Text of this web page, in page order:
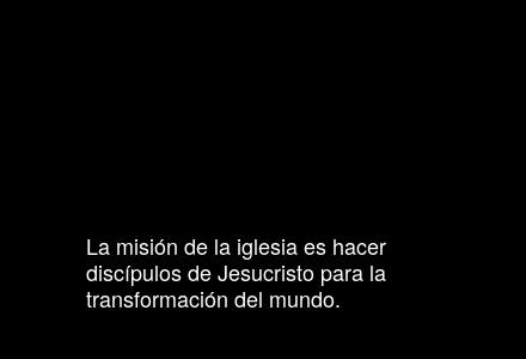
La misión de la iglesia es hacer
discípulos de Jesucristo para la
transformación del mundo.